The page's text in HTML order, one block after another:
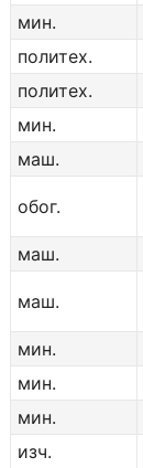
мин.
политех.
политех.
мин.
маш.
обог.
маш.
маш.
мин.
мин.
мин.
изч.